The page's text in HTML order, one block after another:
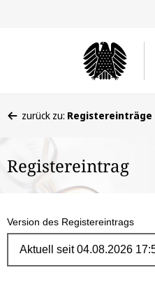
befinden
hier:
zurück zu: Registereinträge
Registereintrag
Version des Registereintrags